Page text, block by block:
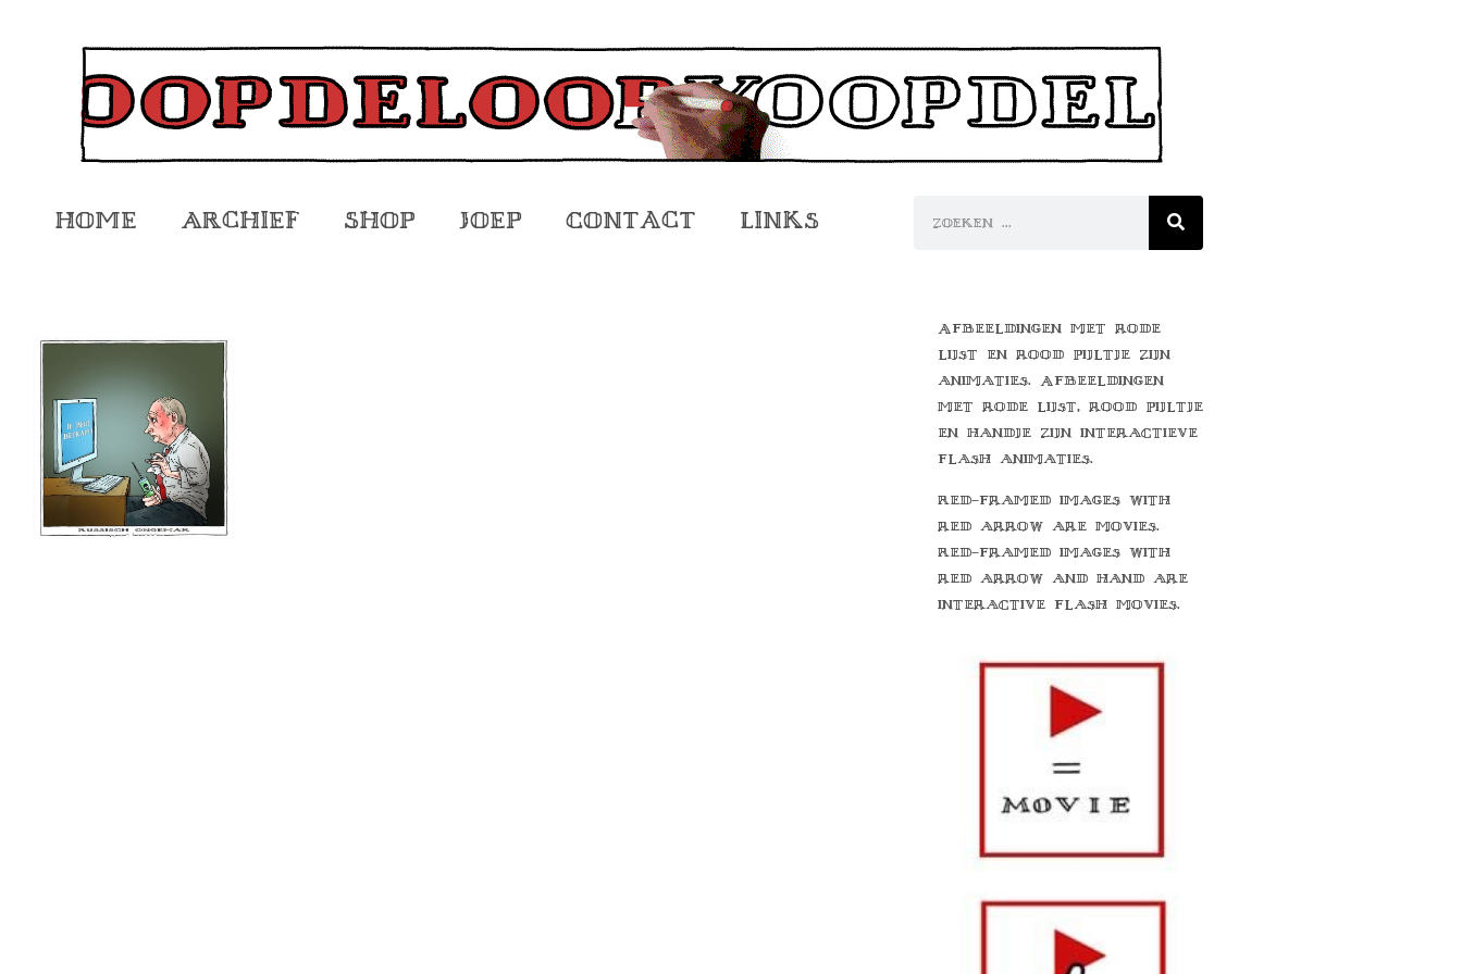
Home Archief Shop Joep Contact Links
Afbeeldingen met rode
lijst en rood pijltje zijn
animaties. Afbeeldingen
met rode lijst, rood pijltje
en handje zijn interactieve
flash animaties.
Red-framed images with
red arrow are movies.
Red-framed images with
red arrow and hand are
interactive flash movies.